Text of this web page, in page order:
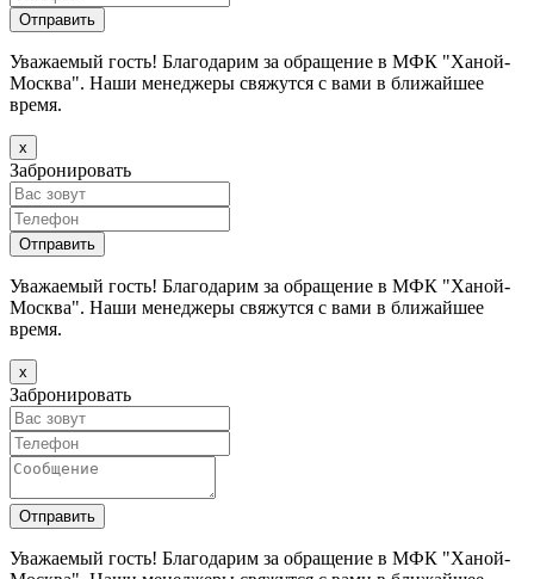
Уважаемый гость! Благодарим за обращение в МФК "Ханой-
Москва". Наши менеджеры свяжутся с вами в ближайшее
время.
х
Забронировать
Уважаемый гость! Благодарим за обращение в МФК "Ханой-
Москва". Наши менеджеры свяжутся с вами в ближайшее
время.
х
Забронировать
Уважаемый гость! Благодарим за обращение в МФК "Ханой-